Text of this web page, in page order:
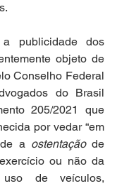
publicidade dos
objeto de
Conselho Federal
do Brasil
205/2021 que
por vedar “em
a ostentação de
ou não da
uso de veículos,